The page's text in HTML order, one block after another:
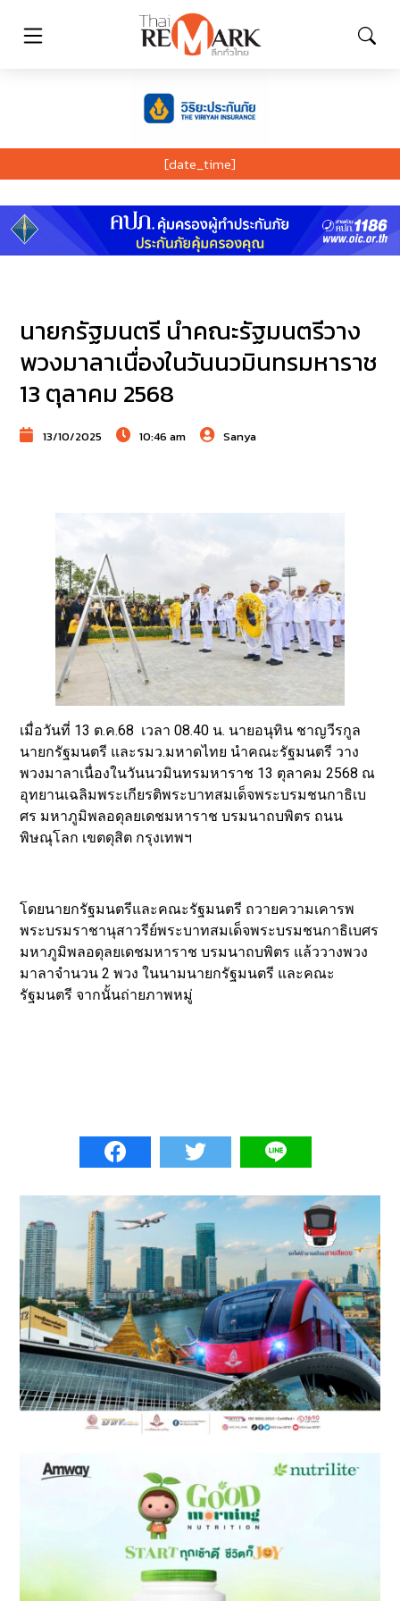
[date_time]
นายกรัฐมนตรี นำคณะรัฐมนตรีวาง
พวงมาลาเนื่องในวันนวมินทรมหาราช
13 ตุลาคม 2568
13/10/2025 10:46 am Sanya
เมื่อวันที่ 13 ต.ค.68 เวลา 08.40 น. นายอนุทิน ชาญวีรกูล
นายกรัฐมนตรี และรมว.มหาดไทย นำคณะรัฐมนตรี วาง
พวงมาลาเนื่องในวันนวมินทรมหาราช 13 ตุลาคม 2568 ณ
อุทยานเฉลิมพระเกียรติพระบาทสมเด็จพระบรมชนกาธิเบ
ศร มหาภูมิพลอดุลยเดชมหาราช บรมนาถบพิตร ถนน
พิษณุโลก เขตดุสิต กรุงเทพฯ
โดยนายกรัฐมนตรีและคณะรัฐมนตรี ถวายความเคารพ
พระบรมราชานุสาวรีย์พระบาทสมเด็จพระบรมชนกาธิเบศร
มหาภูมิพลอดุลยเดชมหาราช บรมนาถบพิตร แล้ววางพวง
มาลาจำนวน 2 พวง ในนามนายกรัฐมนตรี และคณะ
รัฐมนตรี จากนั้นถ่ายภาพหมู่